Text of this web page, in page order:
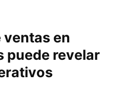
ventas en
puede revelar